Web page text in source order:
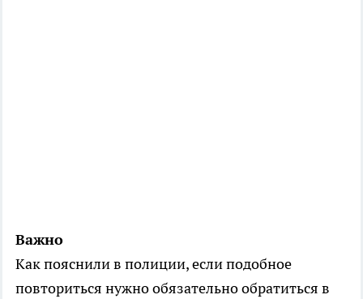
Важно
Как пояснили в полиции, если подобное
повториться нужно обязательно обратиться в